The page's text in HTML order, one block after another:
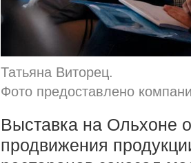
Татьяна Виторец.
Фото предоставлено
Выставка на Ольхоне
продвижения